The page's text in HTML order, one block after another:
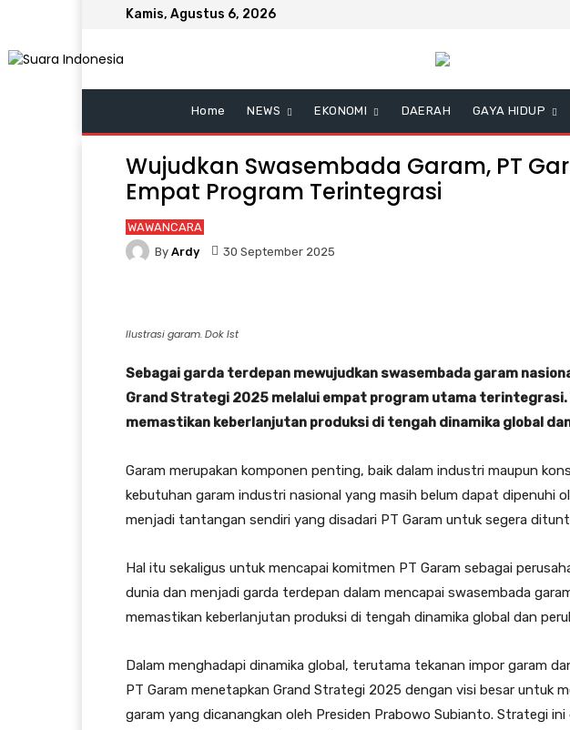
Kamis, Agustus 6, 2026
Home NEWS EKONOMI DAERAH GAYA HIDUP
Wujudkan Swasembada Garam, PT
Empat Program Terintegrasi
WAWANCARA
By Ardy 30 September 2025
Ilustrasi garam. Dok Ist
Sebagai garda terdepan mewujudkan swasembada garam
Grand Strategi 2025 melalui empat program utama
memastikan keberlanjutan produksi di tengah dinamika global
Garam merupakan komponen penting, baik dalam industri maupun
kebutuhan garam industri nasional yang masih belum dapat dipenuhi
menjadi tantangan sendiri yang disadari PT Garam untuk segera
Hal itu sekaligus untuk mencapai komitmen PT Garam sebagai
dunia dan menjadi garda terdepan dalam mencapai swasembada
memastikan keberlanjutan produksi di tengah dinamika global dan
Dalam menghadapi dinamika global, terutama tekanan impor garam
PT Garam menetapkan Grand Strategi 2025 dengan visi besar untuk
garam yang dicanangkan oleh Presiden Prabowo Subianto. Strategi